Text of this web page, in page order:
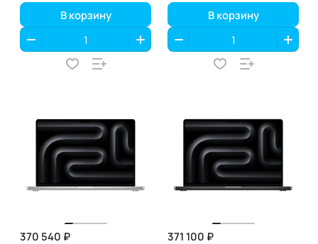
В корзину
(MGEE4)В корзину
370 540 ₽ 371 100 ₽